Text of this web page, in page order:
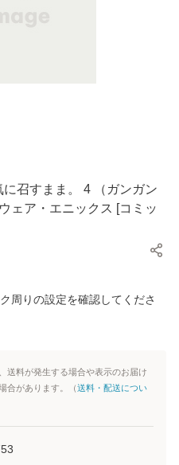
に召すまま。 4 （ガンガン
ェア・エニックス [コミッ
周りの設定を確認してくださ
送料が発生する場合や表示のお届け
合があります。（送料・配送につい